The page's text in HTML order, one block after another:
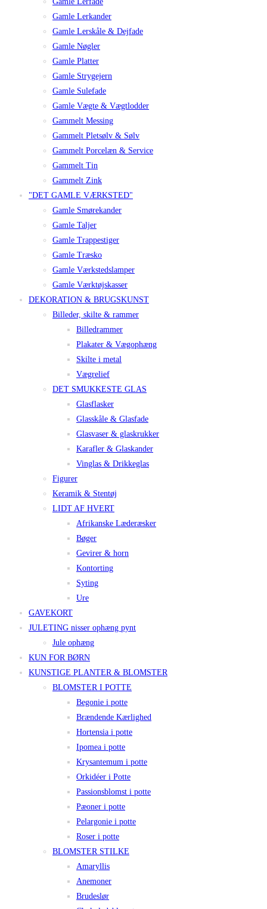
Gamle Lerkander
Gamle Lerskåle & Dejfade
Gamle Nøgler
Gamle Platter
Gamle Strygejern
Gamle Sulefade
Gamle Vægte & Vægtlodder
Gammelt Messing
Gammelt Pletsølv & Sølv
Gammelt Porcelæn & Service
Gammelt Tin
Gammelt Zink
"DET GAMLE VÆRKSTED"
Gamle Smørekander
Gamle Taljer
Gamle Trappestiger
Gamle Træsko
Gamle Værkstedslamper
Gamle Værktøjskasser
DEKORATION & BRUGSKUNST
Billeder, skilte & rammer
Billedrammer
Plakater & Vægophæng
Skilte i metal
Vægrelief
DET SMUKKESTE GLAS
Glasflasker
Glasskåle & Glasfade
Glasvaser & glaskrukker
Karafler & Glaskander
Vinglas & Drikkeglas
Figurer
Keramik & Stentøj
LIDT AF HVERT
Afrikanske Læderæsker
Bøger
Gevirer & horn
Kontorting
Syting
Ure
GAVEKORT
JULETING nisser ophæng pynt
Jule ophæng
KUN FOR BØRN
KUNSTIGE PLANTER & BLOMSTER
BLOMSTER I POTTE
Begonie i potte
Brændende Kærlighed
Hortensia i potte
Ipomea i potte
Krysantemum i potte
Orkidéer i Potte
Passionsblomst i potte
Pæoner i potte
Pelargonie i potte
Roser i potte
BLOMSTER STILKE
Amaryllis
Anemoner
Brudeslør